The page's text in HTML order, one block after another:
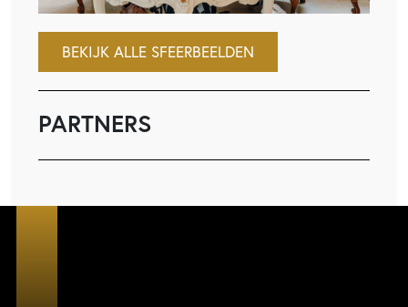
BEKIJK ALLE SFEERBEELDEN
PARTNERS